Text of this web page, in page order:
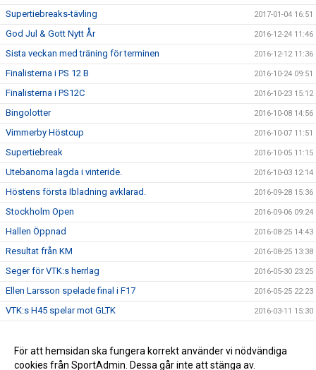
Supertiebreaks-tävling 2017-01-04 16:51
God Jul & Gott Nytt År 2016-12-24 11:46
Sista veckan med träning för terminen 2016-12-12 11:36
Finalisterna i PS 12 B 2016-10-24 09:51
Finalisterna i PS12C 2016-10-23 15:12
Bingolotter 2016-10-08 14:56
Vimmerby Höstcup 2016-10-07 11:51
Supertiebreak 2016-10-05 11:15
Utebanorna lagda i vinteride. 2016-10-03 12:14
Höstens första Ibladning avklarad. 2016-09-28 15:36
Stockholm Open 2016-09-06 09:24
Hallen Öppnad 2016-08-25 14:43
Resultat från KM 2016-08-25 13:38
Seger för VTK:s herrlag 2016-05-30 23:25
Ellen Larsson spelade final i F17 2016-05-25 22:23
VTK:s H45 spelar mot GLTK 2016-03-11 15:30
Julavslutningar 2015-12-16 09:48
För att hemsidan ska fungera korrekt använder vi nödvändiga
cookies från SportAdmin. Dessa går inte att stänga av.